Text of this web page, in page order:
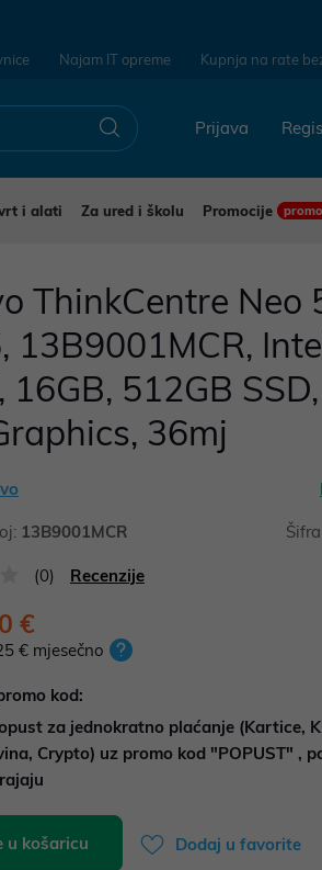
Najam IT opreme Kupnja na rate
Prijava
i alati Za ured i školu Promocije promo
ThinkCentre Neo
13B9001MCR,
16GB, 512GB
36mj
13B9001MCR
(0) Recenzije
€
€ mjesečno
kod:
za jednokratno plaćanje (Kartice,
Crypto) uz promo kod "POPUST" ,
u košaricu Dodaj u favorite